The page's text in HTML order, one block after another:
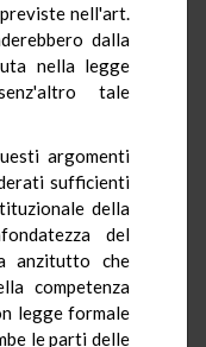
nell'art.
dalla
nella legge
tale
argomenti
sufficienti
della
del
anzitutto che
competenza
legge formale
le parti delle